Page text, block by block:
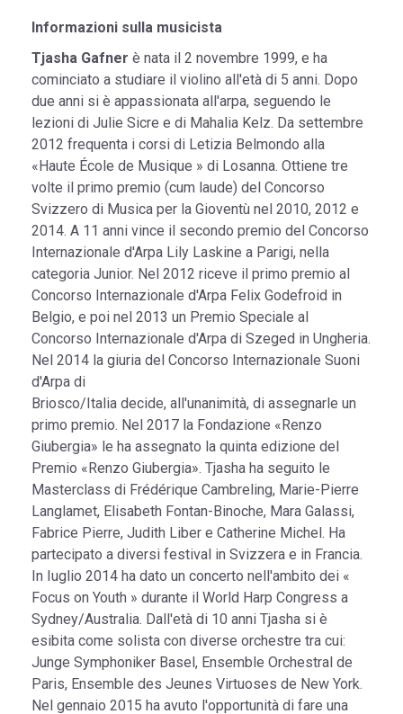
Informazioni sulla musicista
Tjasha Gafner è nata il 2 novembre 1999, e ha
cominciato a studiare il violino all'età di 5 anni. Dopo
due anni si è appassionata all'arpa, seguendo le
lezioni di Julie Sicre e di Mahalia Kelz. Da settembre
2012 frequenta i corsi di Letizia Belmondo alla
«Haute École de Musique » di Losanna. Ottiene tre
volte il primo premio (cum laude) del Concorso
Svizzero di Musica per la Gioventù nel 2010, 2012 e
2014. A 11 anni vince il secondo premio del Concorso
Internazionale d'Arpa Lily Laskine a Parigi, nella
categoria Junior. Nel 2012 riceve il primo premio al
Concorso Internazionale d'Arpa Felix Godefroid in
Belgio, e poi nel 2013 un Premio Speciale al
Concorso Internazionale d'Arpa di Szeged in Ungheria.
Nel 2014 la giuria del Concorso Internazionale Suoni
d'Arpa di
Briosco/Italia decide, all'unanimità, di assegnarle un
primo premio. Nel 2017 la Fondazione «Renzo
Giubergia» le ha assegnato la quinta edizione del
Premio «Renzo Giubergia». Tjasha ha seguito le
Masterclass di Frédérique Cambreling, Marie-Pierre
Langlamet, Elisabeth Fontan-Binoche, Mara Galassi,
Fabrice Pierre, Judith Liber e Catherine Michel. Ha
partecipato a diversi festival in Svizzera e in Francia.
In Iuglio 2014 ha dato un concerto nell'ambito dei «
Focus on Youth » durante il World Harp Congress a
Sydney/Australia. Dall'età di 10 anni Tjasha si è
esibita come solista con diverse orchestre tra cui:
Junge Symphoniker Basel, Ensemble Orchestral de
Paris, Ensemble des Jeunes Virtuoses de New York.
Nel gennaio 2015 ha avuto l'opportunità di fare una